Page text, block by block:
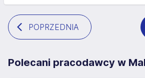
POPRZEDNIA
Polecani pracodawcy w